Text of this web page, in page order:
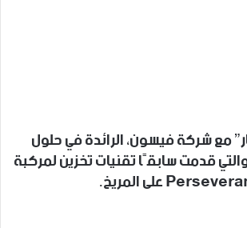
مع شركة فيسون، الرائدة في حلول
قدمت سابقًا تقنيات تخزين لمركبة